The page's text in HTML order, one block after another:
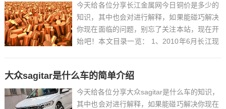
今天给各位分享长江金属网今日铜价是多少的
知识，其中也会对进行解释，如果能碰巧解决
你现在面临的问题，别忘了关注本站，现在开
始吧！本文目录一览： 1、2010年6月长江现
大众sagitar是什么车的简单介绍
今天给各位分享大众sagitar是什么车的知识，
其中也会对进行解释，如果能碰巧解决你现在